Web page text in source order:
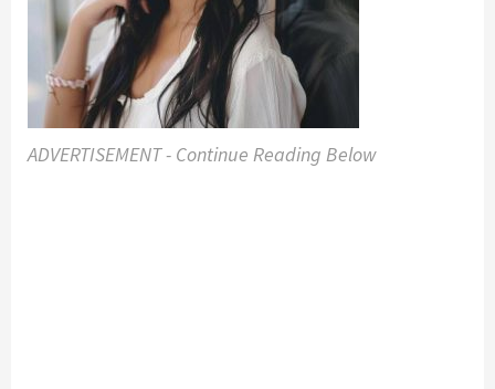
ADVERTISEMENT - Continue Reading Below